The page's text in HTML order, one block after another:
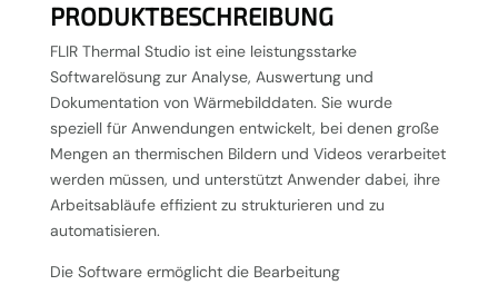
PRODUKTBESCHREIBUNG
FLIR Thermal Studio ist eine leistungsstarke
Softwarelösung zur Analyse, Auswertung und
Dokumentation von Wärmebilddaten. Sie wurde
speziell für Anwendungen entwickelt, bei denen große
Mengen an thermischen Bildern und Videos verarbeitet
werden müssen, und unterstützt Anwender dabei, ihre
Arbeitsabläufe effizient zu strukturieren und zu
automatisieren.
Die Software ermöglicht die Bearbeitung